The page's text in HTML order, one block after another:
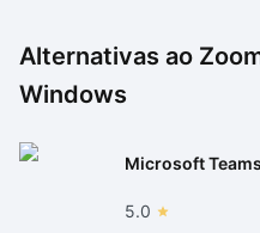
Alternativas ao
Windows
Microsoft Teams
5.0